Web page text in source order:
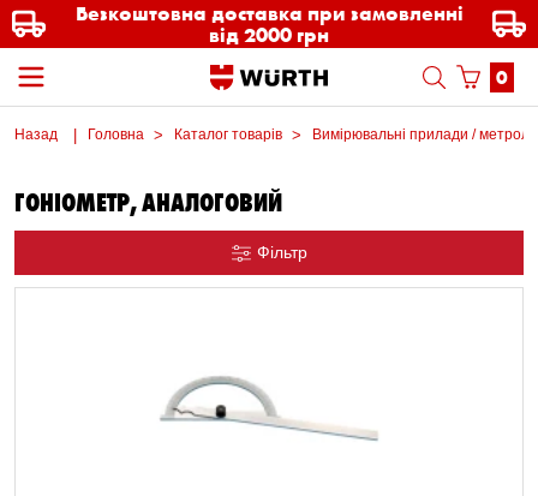
Безкоштовна доставка при замовленні
від 2000 грн
0
Назад Головна Каталог товарів Вимірювальні прилади /
ГОНІОМЕТР, АНАЛОГОВИЙ
Фільтр